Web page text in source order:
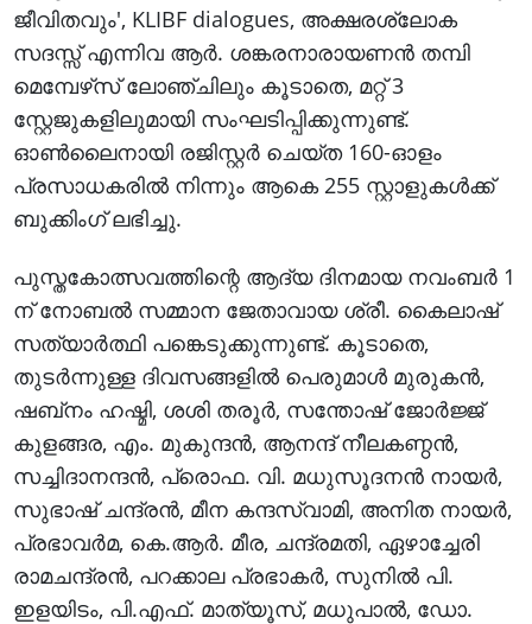
ജീവിതവും', KLIBF dialogues, അക്ഷരശ്ലോക
സദസ്സ് എന്നിവ ആർ. ശങ്കരനാരായണൻ തമ്പി
മെമ്പേഴ്‌സ് ലോഞ്ചിലും കൂടാതെ, മറ്റ് 3
സ്റ്റേജുകളിലുമായി സംഘടിപ്പിക്കുന്നുണ്ട്.
ഓൺലൈനായി രജിസ്റ്റർ ചെയ്ത 160-ഓളം
പ്രസാധകരിൽ നിന്നും ആകെ 255 സ്റ്റാളുകൾക്ക്
ബുക്കിംഗ് ലഭിച്ചു.
പുസ്തകോത്സവത്തിന്റെ ആദ്യ ദിനമായ നവംബർ 1
ന് നോബൽ സമ്മാന ജേതാവായ ശ്രീ. കൈലാഷ്
സത്യാർത്ഥി പങ്കെടുക്കുന്നുണ്ട്. കൂടാതെ,
തുടർന്നുള്ള ദിവസങ്ങളിൽ പെരുമാൾ മുരുകൻ,
ഷബ്‌നം ഹഷ്മി, ശശി തരൂർ, സന്തോഷ് ജോർജ്ജ്
കുളങ്ങര, എം. മുകുന്ദൻ, ആനന്ദ് നീലകണ്ഠൻ,
സച്ചിദാനന്ദൻ, പ്രൊഫ. വി. മധുസൂദനൻ നായർ,
സുഭാഷ് ചന്ദ്രൻ, മീന കന്ദസ്വാമി, അനിത നായർ,
പ്രഭാവർമ, കെ.ആർ. മീര, ചന്ദ്രമതി, ഏഴാച്ചേരി
രാമചന്ദ്രൻ, പറക്കാല പ്രഭാകർ, സുനിൽ പി.
ഇളയിടം, പി.എഫ്. മാത്യൂസ്, മധുപാൽ, ഡോ.